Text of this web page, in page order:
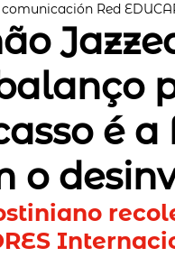
Recoleta
é
o
Red